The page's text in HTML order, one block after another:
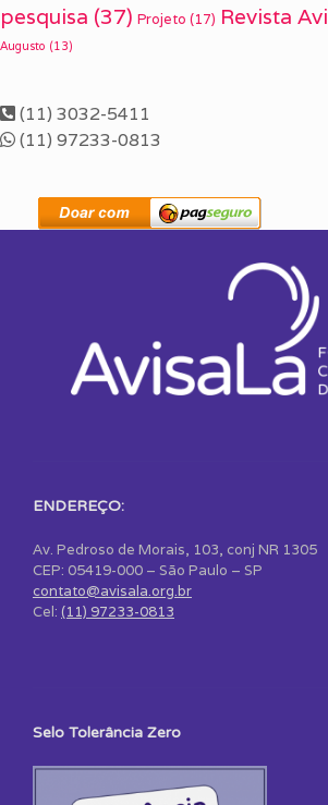
pesquisa (37) Projeto (17) Revista
Augusto (13)
(11) 3032-5411
(11) 97233-0813
ENDEREÇO:
Av. Pedroso de Morais, 103, conj NR 1305
CEP: 05419-000 – São Paulo – SP
contato@avisala.org.br
Cel: (11) 97233-0813
Selo Tolerância Zero